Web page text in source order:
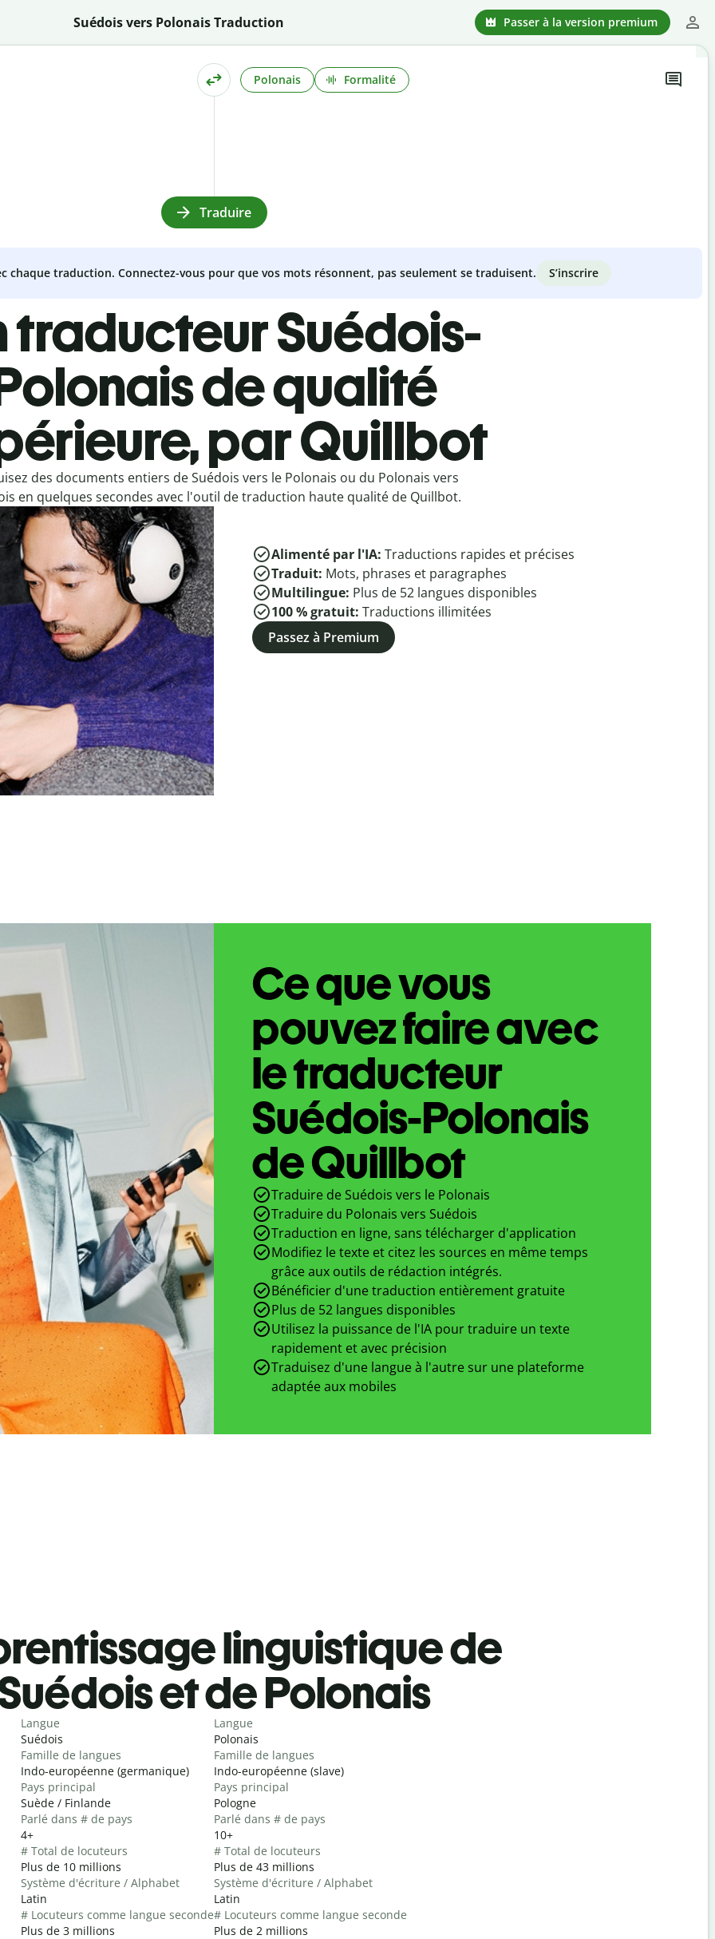
Suédois vers Polonais Traduction Passer à la version premium
Polonais Formalité
Traduire
chaque traduction. Connectez-vous pour que vos mots résonnent, pas seulement se traduisent. S’inscrire
traducteur Suédois-
de qualité
par Quillbot
des documents entiers de Suédois vers le Polonais ou du Polonais vers
en quelques secondes avec l'outil de traduction haute qualité de Quillbot.
Alimenté par l'IA: Traductions rapides et précises
Traduit: Mots, phrases et paragraphes
Multilingue: Plus de 52 langues disponibles
100 % gratuit: Traductions illimitées
Passez à Premium
Ce que vous
pouvez faire avec
le traducteur
Suédois-Polonais
de Quillbot
Traduire de Suédois vers le Polonais
Traduire du Polonais vers Suédois
Traduction en ligne, sans télécharger d'application
Modifiez le texte et citez les sources en même temps
grâce aux outils de rédaction intégrés.
Bénéficier d'une traduction entièrement gratuite
Plus de 52 langues disponibles
Utilisez la puissance de l'IA pour traduire un texte
rapidement et avec précision
Traduisez d'une langue à l'autre sur une plateforme
adaptée aux mobiles
linguistique de
et de Polonais
Langue
Suédois
Famille de langues
Indo-européenne (germanique)
Pays principal
Suède / Finlande
Parlé dans # de pays
4+
# Total de locuteurs
Plus de 10 millions
Système d'écriture / Alphabet
Latin
# Locuteurs comme langue seconde
Plus de 3 millions
Langue
Polonais
Famille de langues
Indo-européenne (slave)
Pays principal
Pologne
Parlé dans # de pays
10+
# Total de locuteurs
Plus de 43 millions
Système d'écriture / Alphabet
Latin
# Locuteurs comme langue seconde
Plus de 2 millions